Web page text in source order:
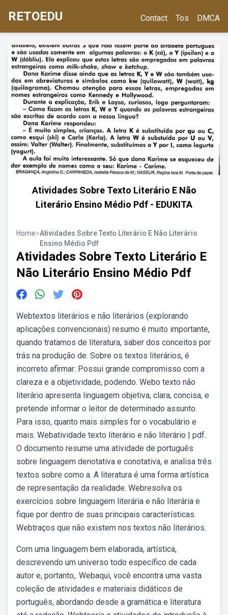
RETOEDU Contact Tos DMCA
Atividades Sobre Texto Literário E Não
Literário Ensino Médio Pdf - EDUKITA
Home>Atividades Sobre Texto Literário E Não Literário
Ensino Médio Pdf
Atividades Sobre Texto Literário E
Não Literário Ensino Médio Pdf
Webtextos literários e não literários (explorando
aplicações convencionais) resumo é muito importante,
quando tratamos de literatura, saber dos conceitos por
trás na produção de. Sobre os textos literários, é
incorreto afirmar: Possui grande compromisso com a
clareza e a objetividade, podendo. Webo texto não
literário apresenta linguagem objetiva, clara, concisa, e
pretende informar o leitor de determinado assunto.
Para isso, quanto mais simples for o vocabulário e
mais. Webatividade texto literário e não literário | pdf.
O documento resume uma atividade de português
sobre linguagem denotativa e conotativa, e analisa três
textos sobre como a. A literatura é uma forma artística
de representação da realidade. Webresolva os
exercícios sobre linguagem literária e não literária e
fique por dentro de suas principais características.
Webtraços que não existem nos textos não literários.
Com uma linguagem bem elaborada, artística,
descrevendo um universo todo específico de cada
autor e, portanto,. Webaqui, você encontra uma vasta
coleção de atividades e materiais didáticos de
português, abordando desde a gramática e literatura